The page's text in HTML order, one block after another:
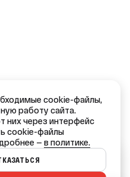
cookie-файлы,
работу сайта.
них через интерфейс
cookie-файлы
— в политике.